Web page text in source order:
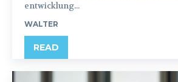
entwicklung...
WALTER
READ